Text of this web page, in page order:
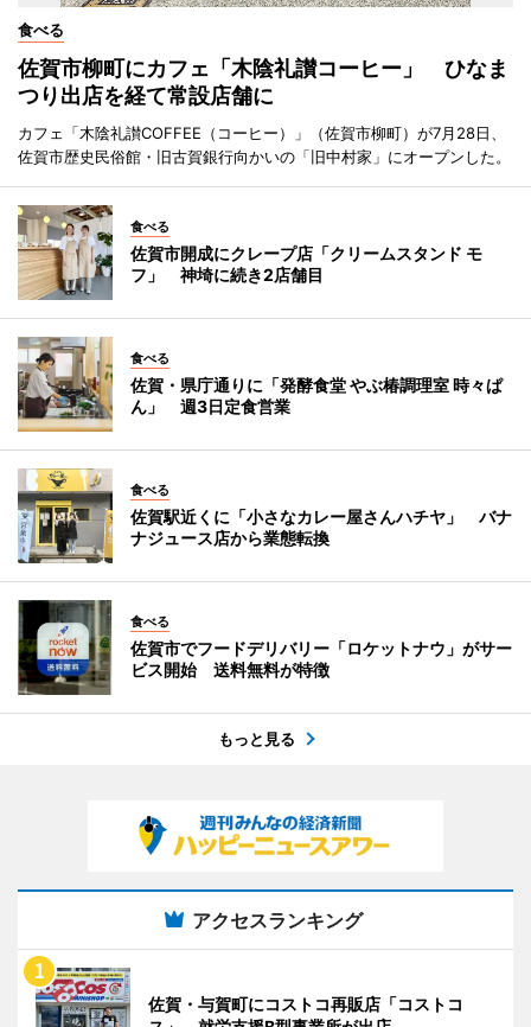
食べる
佐賀市柳町にカフェ「木陰礼讃コーヒー」 ひなま
つり出店を経て常設店舗に
カフェ「木陰礼讃COFFEE（コーヒー）」（佐賀市柳町）が7月28日、
佐賀市歴史民俗館・旧古賀銀行向かいの「旧中村家」にオープンした。
食べる
佐賀市開成にクレープ店「クリームスタンド モ
フ」 神埼に続き2店舗目
食べる
佐賀・県庁通りに「発酵食堂 やぶ椿調理室 時々ぱ
ん」 週3日定食営業
食べる
佐賀駅近くに「小さなカレー屋さんハチヤ」 バナ
ナジュース店から業態転換
食べる
佐賀市でフードデリバリー「ロケットナウ」がサー
ビス開始 送料無料が特徴
もっと見る
アクセスランキング
佐賀・与賀町にコストコ再販店「コストコ